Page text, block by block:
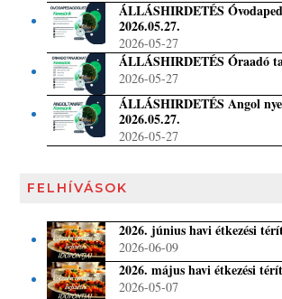
ÁLLÁSHIRDETÉS
2026.05.27.
2026-05-27
ÁLLÁSHIRDETÉS Óraadó
2026-05-27
ÁLLÁSHIRDETÉS Angol
2026.05.27.
2026-05-27
FELHÍVÁSOK
2026. június havi étkezési
2026-06-09
2026. május havi étkezési
2026-05-07